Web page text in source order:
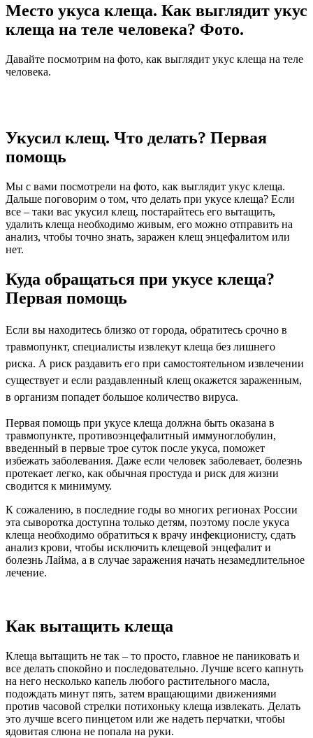
Место укуса клеща. Как выглядит укус
клеща на теле человека? Фото.
Давайте посмотрим на фото, как выглядит укус клеща на теле
человека.
Укусил клещ. Что делать? Первая
помощь
Мы с вами посмотрели на фото, как выглядит укус клеща.
Дальше поговорим о том, что делать при укусе клеща? Если
все – таки вас укусил клещ, постарайтесь его вытащить,
удалить клеща необходимо живым, его можно отправить на
анализ, чтобы точно знать, заражен клещ энцефалитом или
нет.
Куда обращаться при укусе клеща?
Первая помощь
Если вы находитесь близко от города, обратитесь срочно в
травмопункт, специалисты извлекут клеща без лишнего
риска. А риск раздавить его при самостоятельном извлечении
существует и если раздавленный клещ окажется зараженным,
в организм попадет большое количество вируса.
Первая помощь при укусе клеща должна быть оказана в
травмопункте, противоэнцефалитный иммуноглобулин,
введенный в первые трое суток после укуса, поможет
избежать заболевания. Даже если человек заболевает, болезнь
протекает легко, как обычная простуда и риск для жизни
сводится к минимуму.
К сожалению, в последние годы во многих регионах России
эта сыворотка доступна только детям, поэтому после укуса
клеща необходимо обратиться к врачу инфекционисту, сдать
анализ крови, чтобы исключить клещевой энцефалит и
болезнь Лайма, а в случае заражения начать незамедлительное
лечение.
Как вытащить клеща
Клеща вытащить не так – то просто, главное не паниковать и
все делать спокойно и последовательно. Лучше всего капнуть
на него несколько капель любого растительного масла,
подождать минут пять, затем вращающими движениями
против часовой стрелки потихоньку клеща извлекать. Делать
это лучше всего пинцетом или же надеть перчатки, чтобы
ядовитая слюна не попала на руки.